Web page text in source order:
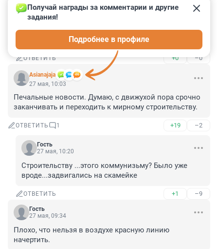
Гость
Надо корейцев просить закрыть небо над Россией.
ОТВЕТИТЬ +0 –0
Asianajaja
Получай награды за комментарии и другие
задания!
Подробнее в профиле
27 мая, 10:03
Печальные новости. Думаю, с движухой пора срочно
заканчивать и переходить к мирному строительству.
ОТВЕТИТЬ 1 +19 –2
Гость
27 мая, 10:20
Строительству ...этого коммунизьму? Было уже
вроде...задвигались на скамейке
ОТВЕТИТЬ +1 –9
Гость
27 мая, 09:34
Плохо, что нельзя в воздухе красную линию
начертить.